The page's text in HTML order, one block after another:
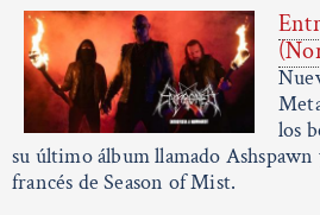
los
su último álbum llamado
francés de Season of Mist.